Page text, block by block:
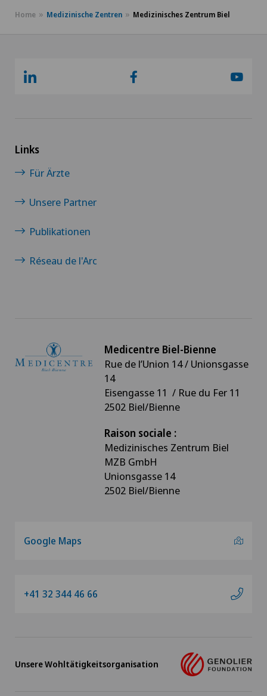
Home Medizinische Zentren Medizinisches Zentrum Biel
Links
Für Ärzte
Unsere Partner
Publikationen
Réseau de l'Arc
Medicentre Biel-Bienne
Rue de l’Union 14 / Unionsgasse
14
Eisengasse 11 / Rue du Fer 11
2502 Biel/Bienne
Raison sociale :
Medizinisches Zentrum Biel
MZB GmbH
Unionsgasse 14
2502 Biel/Bienne
Google Maps
+41 32 344 46 66
Unsere Wohltätigkeitsorganisation